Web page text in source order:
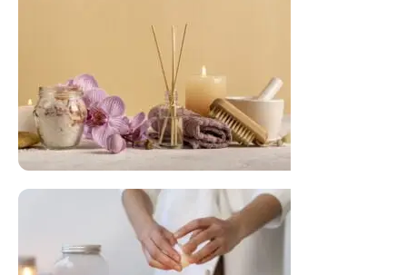
FLORAL DE BACH PERSONALIZADO
Responda as perguntas e receba o seu
floral em casa.